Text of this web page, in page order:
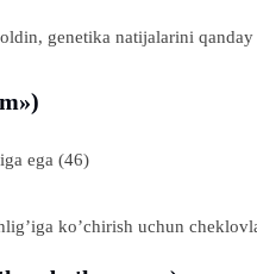
genetika natijalarini
ega (46)
ko’chirish uchun